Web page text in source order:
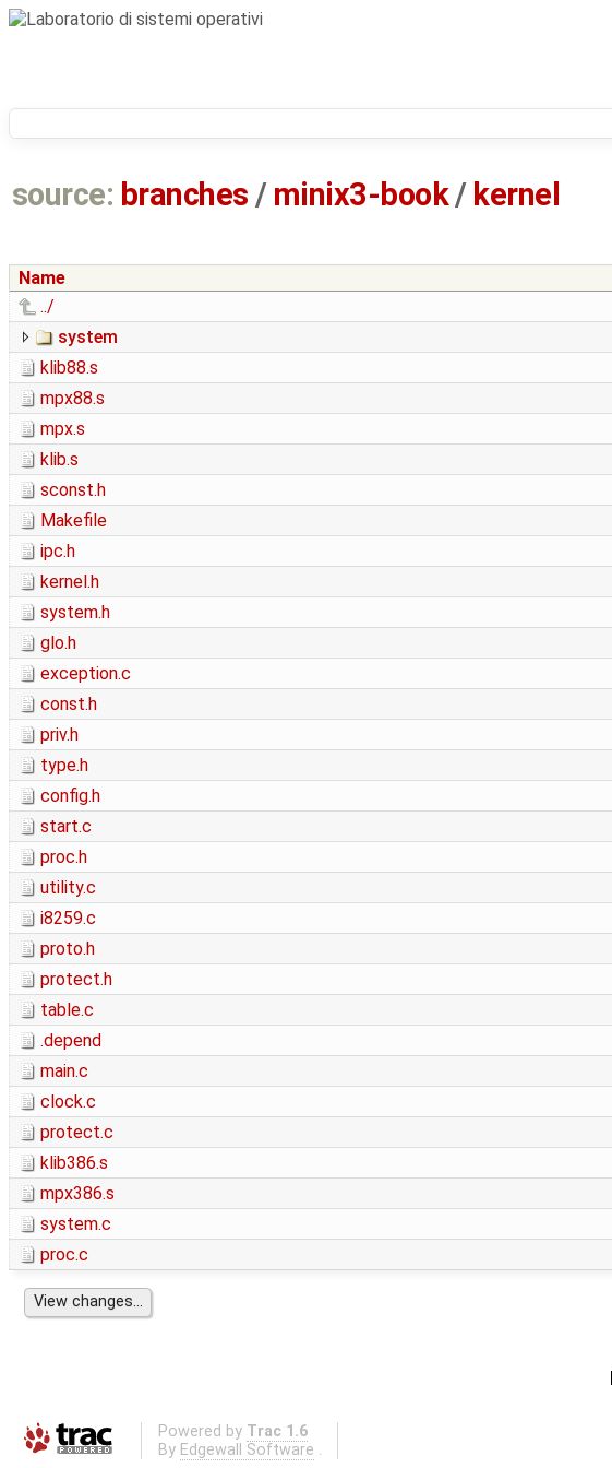
source: branches / minix3-book/ kernel
Name
../
system
klib88.s
mpx88.s
mpx.s
klib.s
sconst.h
Makefile
ipc.h
kernel.h
system.h
glo.h
exception.c
const.h
priv.h
type.h
config.h
start.c
proc.h
utility.c
i8259.c
proto.h
protect.h
table.c
.depend
main.c
clock.c
protect.c
klib386.s
mpx386.s
system.c
proc.c
Powered by Trac 1.6
By Edgewall Software .